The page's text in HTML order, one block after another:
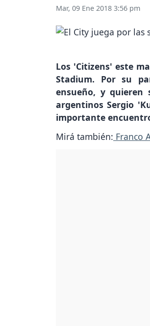
Mar, 09 Ene 2018 3:56 pm
Los 'Citizens' este
Stadium. Por su
ensueño, y quieren
argentinos Sergio
importante
Mirá también: Franco